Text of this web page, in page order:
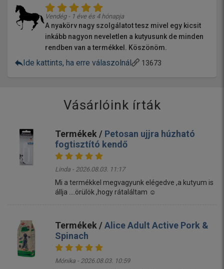
Vendég - 1 éve és 4 hónapja
A nyakörv nagy szolgálatot tesz mivel egy kicsit
inkább nagyon neveletlen a kutyusunk de minden
rendben van a termékkel. Köszönöm.
Ide kattints, ha erre válaszolnál 13673
Vásárlóink írták
Termékek / Petosan ujjra húzható
fogtisztító kendő
Linda - 2026.08.03. 11:17
Mi a termékkel megvagyunk elégedve ,a kutyum is
állja ....örülök ,hogy rátaláltam ☺️
Termékek /Alice Adult Active Pork &
Spinach
Mónika - 2026.08.03. 10:59